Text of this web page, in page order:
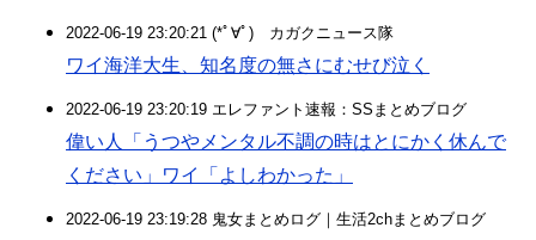
2022-06-19 23:20:21 (*ﾟ∀ﾟ)ゞカガクニュース隊
ワイ海洋大生、知名度の無さにむせび泣く
2022-06-19 23:20:19 エレファント速報：SSまとめブログ
偉い人「うつやメンタル不調の時はとにかく休んで
ください」ワイ「よしわかった」
2022-06-19 23:19:28 鬼女まとめログ｜生活2chまとめブログ